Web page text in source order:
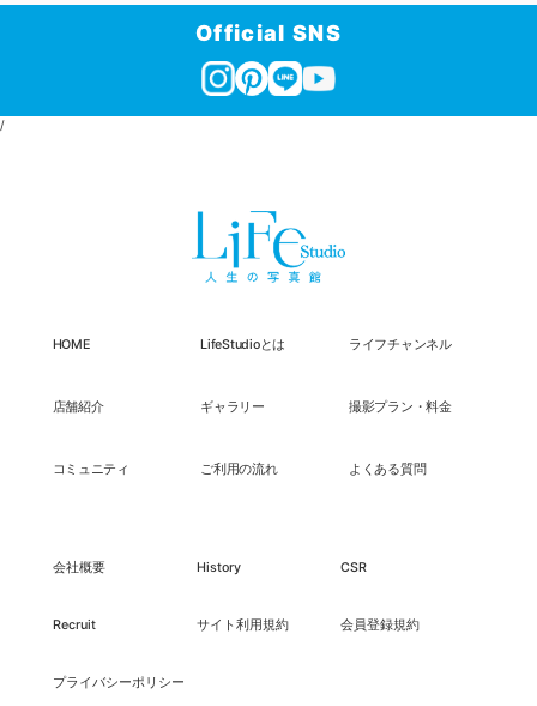
Official SNS
/
HOME LifeStudioとは ライフチャンネル
店舗紹介 ギャラリー 撮影プラン・料金
コミュニティ ご利用の流れ よくある質問
会社概要 History CSR
Recruit サイト利用規約 会員登録規約
プライバシーポリシー